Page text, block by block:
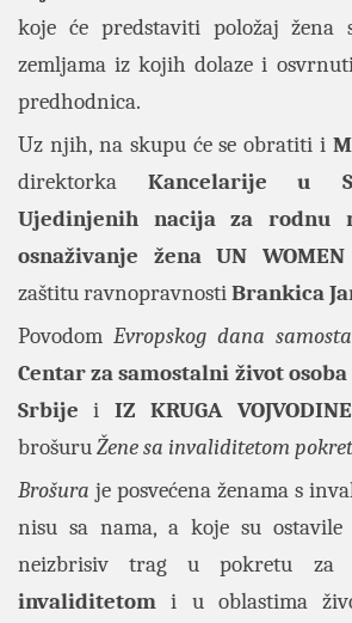
koje će predstaviti položaj žena
zemljama iz kojih dolaze i
predhodnica.
Uz njih, na skupu će se obratiti i
direktorka Kancelarije u
Ujedinjenih nacija za rodnu
osnaživanje žena UN WOMEN
zaštitu ravnopravnostiBrankica
Povodom Evropskog dana
Centar za samostalni život
Srbije i IZ KRUGA
brošuruŽene sa invaliditetom
Brošura je posvećena ženama s
nisu sa nama, a koje su
neizbrisiv trag u pokretu za
invaliditetom i u oblastima